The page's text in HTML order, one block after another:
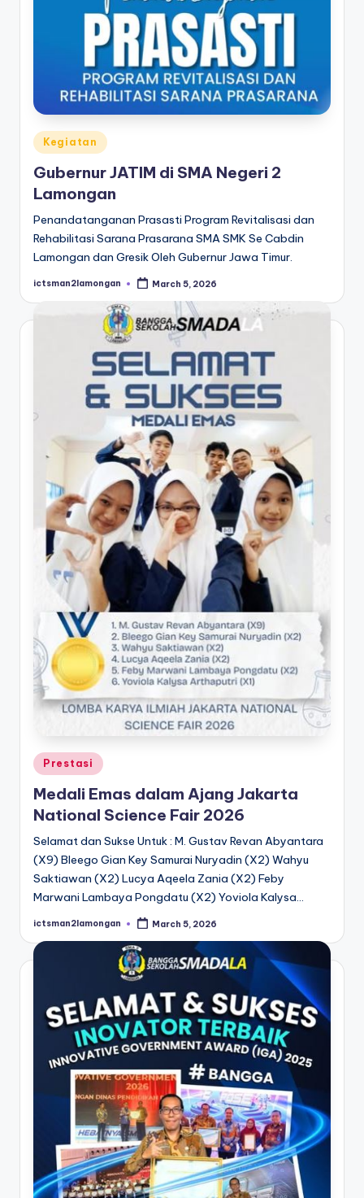
Posted
in
Kegiatan
Gubernur JATIM di SMA Negeri 2
Lamongan
Penandatanganan Prasasti Program Revitalisasi dan
Rehabilitasi Sarana Prasarana SMA SMK Se Cabdin
Lamongan dan Gresik Oleh Gubernur Jawa Timur.
Posted
ictsman2lamongan March 5, 2026
Posted
in
Prestasi
Medali Emas dalam Ajang Jakarta
National Science Fair 2026
Selamat dan Sukse Untuk : M. Gustav Revan Abyantara
(X9) Bleego Gian Key Samurai Nuryadin (X2) Wahyu
Saktiawan (X2) Lucya Aqeela Zania (X2) Feby
Marwani Lambaya Pongdatu (X2) Yoviola Kalysa…
Posted
ictsman2lamongan March 5, 2026